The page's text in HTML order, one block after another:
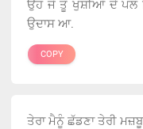
ਉਹ ਜੋ ਤੂੰ ਖੁਸ਼ੀਆਂ ਦੇ ਪਲ
ਉਦਾਸ ਆ.
COPY
ਤੇਰਾ ਮੈਨੂੰ ਛੱਡਣਾ ਤੇਰੀ